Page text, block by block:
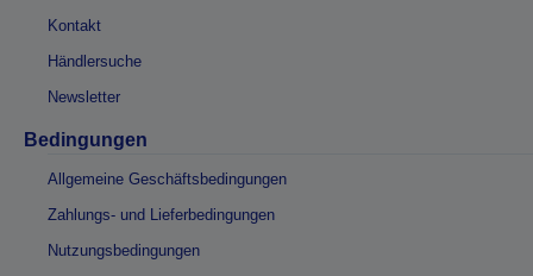
Kontakt
Händlersuche
Newsletter
Bedingungen
Allgemeine Geschäftsbedingungen
Zahlungs- und Lieferbedingungen
Nutzungsbedingungen